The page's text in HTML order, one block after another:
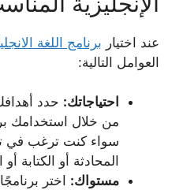
عند اختيار برنامج اللغة
العوامل التالية:
احتياجاتك: حدد
من خلال استخدامك
سواء كنت ترغب في
المحادثة أو الكتابة
مستواك: اختر